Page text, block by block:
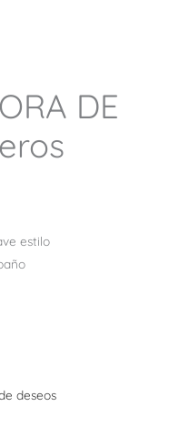
DE
estilo
deseos